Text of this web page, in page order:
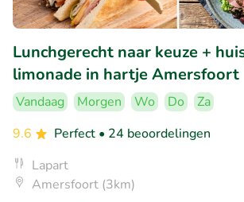
Lunchgerecht naar keuze +
limonade in hartje Amersfoort
Vandaag Morgen Wo Do
Za
9.6
Perfect • 24 beoordelingen
Lapart
Amersfoort (3km)